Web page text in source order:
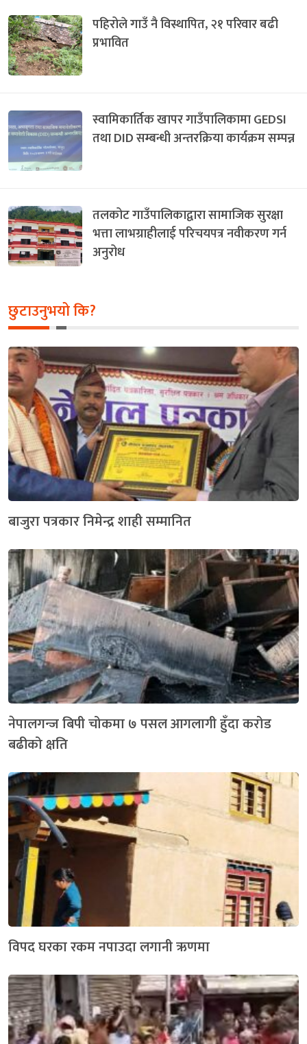
पहिरोले गाउँ नै विस्थापित, २१ परिवार बढी
प्रभावित
स्वामिकार्तिक खापर गाउँपालिकामा GEDSI
तथा DID सम्बन्धी अन्तरक्रिया कार्यक्रम सम्पन्न
तलकोट गाउँपालिकाद्वारा सामाजिक सुरक्षा
भत्ता लाभग्राहीलाई परिचयपत्र नवीकरण गर्न
अनुरोध
छुटाउनुभयो कि?
बाजुरा पत्रकार निमेन्द्र शाही सम्मानित
नेपालगन्ज बिपी चोकमा ७ पसल आगलागी हुँदा करोड
बढीको क्षति
विपद घरका रकम नपाउदा लगानी ऋणमा